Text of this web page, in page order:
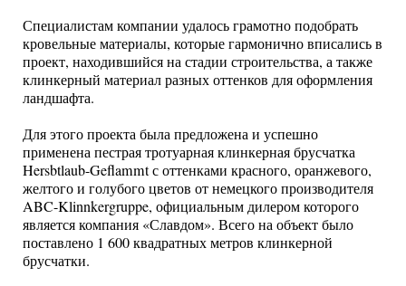
Специалистам компании удалось грамотно подобрать
кровельные материалы, которые гармонично вписались в
проект, находившийся на стадии строительства, а также
клинкерный материал разных оттенков для оформления
ландшафта.
Для этого проекта была предложена и успешно
применена пестрая тротуарная клинкерная брусчатка
Hersbtlaub-Geflammt с оттенками красного, оранжевого,
желтого и голубого цветов от немецкого производителя
ABC-Klinnkergruppe, официальным дилером которого
является компания «Славдом». Всего на объект было
поставлено 1 600 квадратных метров клинкерной
брусчатки.